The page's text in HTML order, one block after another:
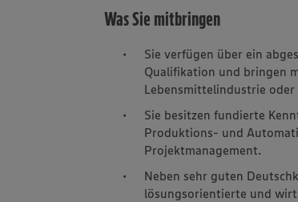
Was Sie mitbringen
Sie verfügen über ein
Qualifikation und bringen
Lebensmittelindustrie
Sie besitzen fundierte
Produktions- und
Projektmanagement.
Neben sehr guten
lösungsorientierte und